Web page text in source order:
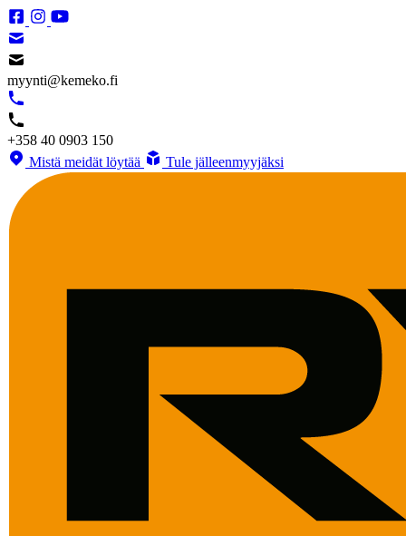
myynti@kemeko.fi
+358 40 0903 150
Mistä meidät löytää
Tule jälleenmyyjäksi